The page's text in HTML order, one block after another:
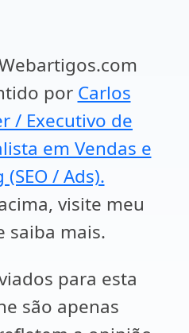
por Carlos
/ Executivo de
em Vendas e
/ Ads).
visite meu
saiba mais.
para esta
são apenas